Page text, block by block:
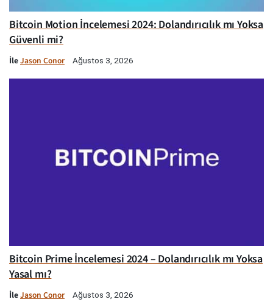
Bitcoin Motion İncelemesi 2024: Dolandırıcılık mı Yoksa
Güvenli mi?
İleJason Conor Ağustos 3, 2026
Bitcoin Prime İncelemesi 2024 – Dolandırıcılık mı Yoksa
Yasal mı?
İleJason Conor Ağustos 3, 2026